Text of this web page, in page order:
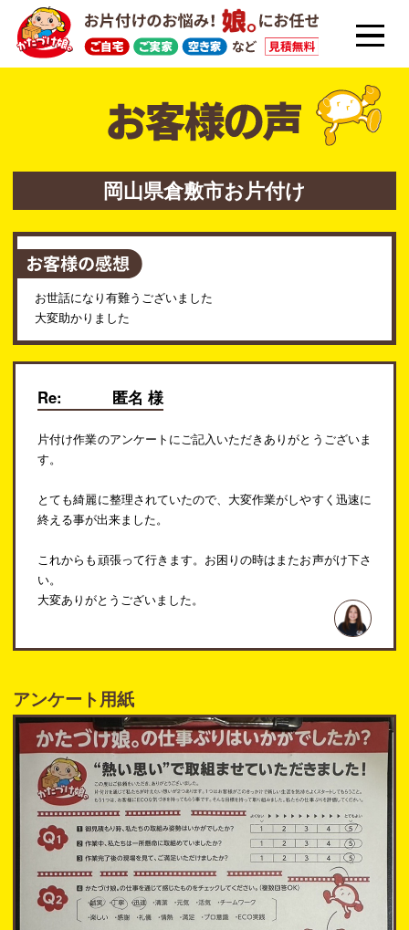
岡山県倉敷市お片付け
お世話になり有難うございました
大変助かりました
Re: 匿名 様
片付け作業のアンケートにご記入いただきありがとうございま
す。
とても綺麗に整理されていたので、大変作業がしやすく迅速に
終える事が出来ました。
これからも頑張って行きます。お困りの時はまたお声がけ下さ
い。
大変ありがとうございました。
アンケート用紙